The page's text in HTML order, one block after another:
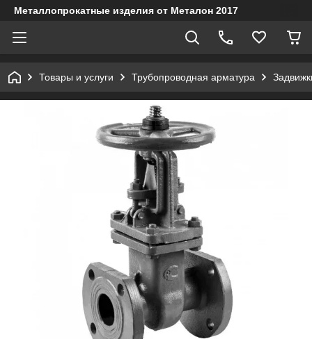
Металлопрокатные изделия от Металон 2017
Товары и услуги Трубопроводная арматура